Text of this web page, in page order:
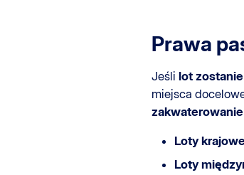
Prawa
Jeśli lot
miejsca
zakwaterowanie
Loty
Loty